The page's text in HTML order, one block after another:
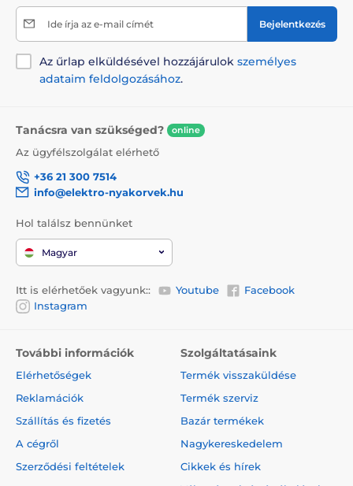
Ide írja az e-mail címét Bejelentkezés
Az űrlap elküldésével hozzájárulok személyes
adataim feldolgozásához.
Tanácsra van szükséged? online
Az ügyfélszolgálat elérhető
+36 21 300 7514
info@elektro-nyakorvek.hu
Hol találsz bennünket
Magyar
Itt is elérhetőek vagyunk:: Youtube
Facebook
Instagram
További információk
Elérhetőségek
Reklamációk
Szállítás és fizetés
A cégről
Szerződési feltételek
Szolgáltatásaink
Termék visszaküldése
Termék szerviz
Bazár termékek
Nagykereskedelem
Cikkek és hírek